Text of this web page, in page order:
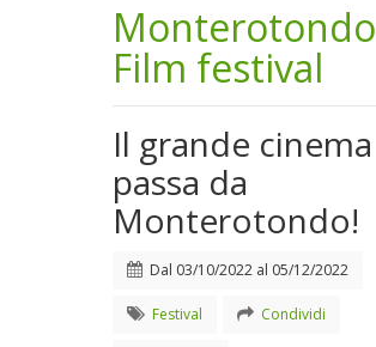
Monterotondo
Film festival
Il grande cinema
passa da
Monterotondo!
Dal 03/10/2022 al 05/12/2022
Festival Condividi